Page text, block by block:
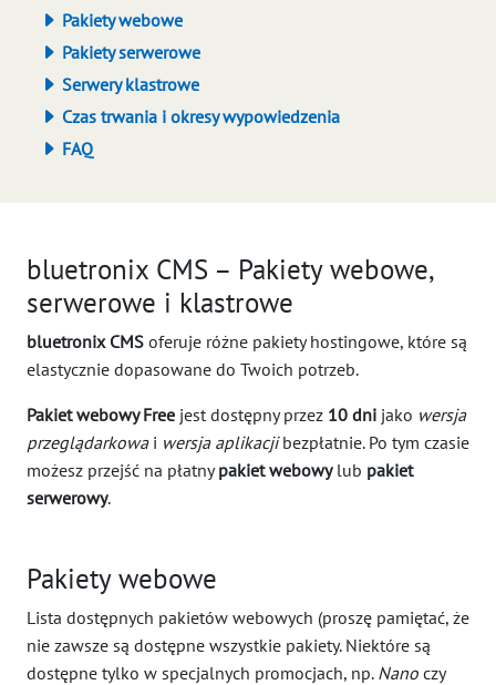
Pakiety webowe
Pakiety serwerowe
Serwery klastrowe
Czas trwania i okresy wypowiedzenia
FAQ
bluetronix CMS – Pakiety webowe,
serwerowe i klastrowe
bluetronix CMS oferuje różne pakiety hostingowe, które są
elastycznie dopasowane do Twoich potrzeb.
Pakiet webowy Free jest dostępny przez 10 dni jako wersja
przeglądarkowai wersja aplikacjibezpłatnie. Po tym czasie
możesz przejść na płatnypakiet webowylub pakiet
serwerowy.
Pakiety webowe
Lista dostępnych pakietów webowych (proszę pamiętać, że
nie zawsze są dostępne wszystkie pakiety. Niektóre są
dostępne tylko w specjalnych promocjach, np. Nano czy